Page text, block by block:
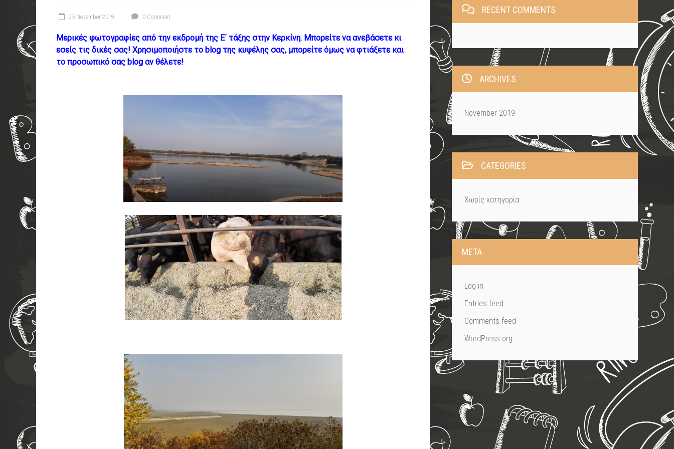
25 November 2019 0 Comment
Μερικές φωτογραφίες από την εκδρομή της Ε΄ τάξης στην Κερκίνη. Μπορείτε να ανεβάσετε κι
εσείς τις δικές σας! Χρησιμοποιήστε το blog της κυψέλης σας, μπορείτε όμως να φτιάξετε και
το προσωπικό σας blog αν θέλετε!
RECENT COMMENTS
ARCHIVES
November 2019
CATEGORIES
Χωρίς κατηγορία
META
Log in
Entries feed
Comments feed
WordPress.org